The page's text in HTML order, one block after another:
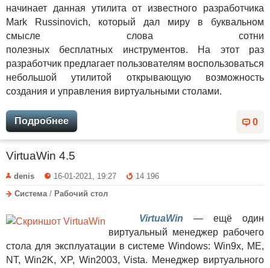
начинает данная утилита от известного разработчика
Mark Russinovich, который дал миру в буквальном
смысле слова сотни
полезных бесплатных инструментов. На этот раз
разработчик предлагает пользователям воспользоваться
небольшой утилитой открывающую возможность
создания и управления виртуальными столами.
0
Подробнее
VirtuaWin 4.5
denis 16-01-2021, 19:27
14 196
Система/ Рабочий стол
VirtuaWin — ещё один
виртуальный менеджер рабочего
стола для эксплуатации в системе Windows: Win9x, ME,
NT, Win2K, XP, Win2003, Vista. Менеджер виртуального